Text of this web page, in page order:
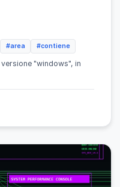
#area #contiene
"windows", in